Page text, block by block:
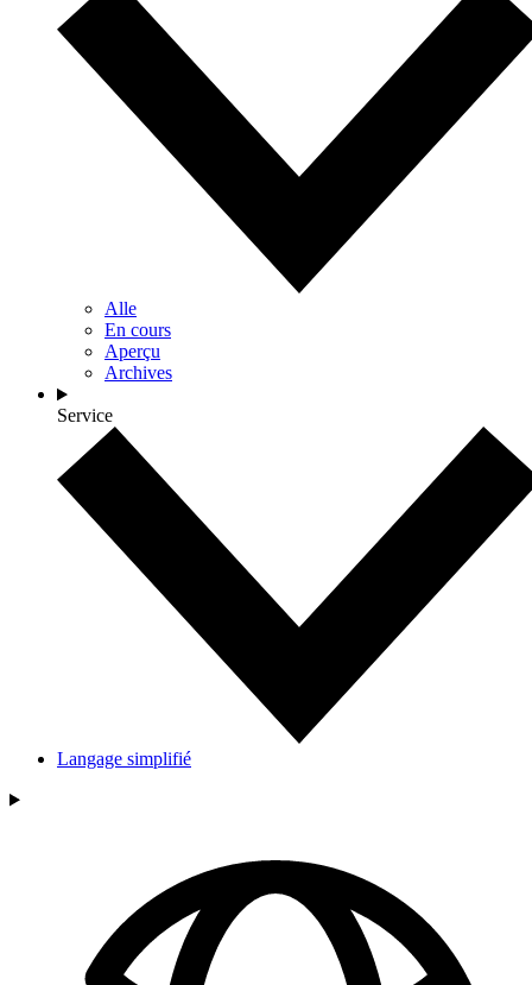
Alle
En cours
Aperçu
Archives
Service
Langage simplifié